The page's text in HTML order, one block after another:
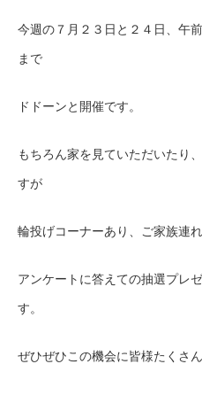
今週の７月２３日と２４日、午
まで
ドドーンと開催です。
もちろん家を見ていただいたり
すが
輪投げコーナーあり、ご家族連
アンケートに答えての抽選プレ
す。
ぜひぜひこの機会に皆様たくさ